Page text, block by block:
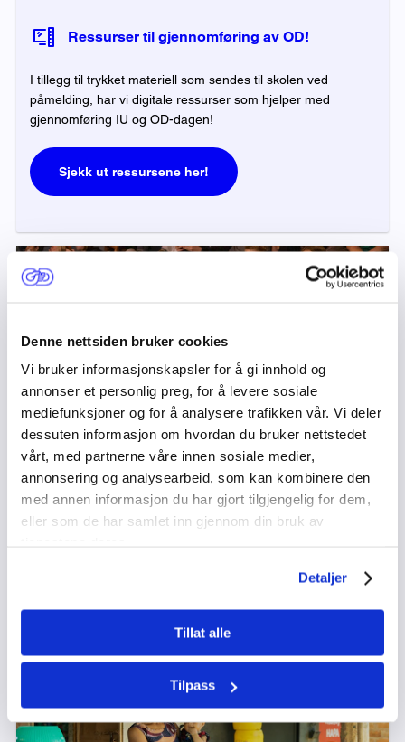
Denne nettsiden bruker cookies
Vi bruker informasjonskapsler for å gi innhold og
annonser et personlig preg, for å levere sosiale
mediefunksjoner og for å analysere trafikken vår. Vi deler
dessuten informasjon om hvordan du bruker nettstedet
vårt, med partnerne våre innen sosiale medier,
annonsering og analysearbeid, som kan kombinere den
med annen informasjon du har gjort tilgjengelig for dem,
eller som de har samlet inn gjennom din bruk av
Detaljer
Tillat alle
Tilpass
Ressurser til gjennomføring av OD!
I tillegg til trykket materiell som sendes til skolen ved
påmelding, har vi digitale ressurser som hjelper med
gjennomføring IU og OD-dagen!
Sjekk ut ressursene her!
UNDERVISNINGSOPPLEGG
Oss og dem
Varighet:
20 minutter Fag:
Samfunnsfagene, Religion og Etikk
UNDERVISNINGSOPPLEGG OD 2025